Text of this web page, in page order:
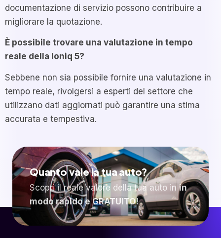
documentazione di servizio possono contribuire a
migliorare la quotazione.
È possibile trovare una valutazione in tempo
reale della Ioniq 5?
Sebbene non sia possibile fornire una valutazione in
tempo reale, rivolgersi a esperti del settore che
utilizzano dati aggiornati può garantire una stima
accurata e tempestiva.
Quanto vale la tua auto?
Scopri il reale valore della tua auto inin
modo rapido e GRATUITO!